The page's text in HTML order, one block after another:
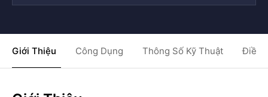
Giới Thiệu Công Dụng Thông Số Kỹ Thuật Điều